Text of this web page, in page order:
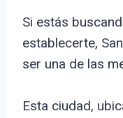
Si estás
establecerte,
ser una de las
Esta ciudad,